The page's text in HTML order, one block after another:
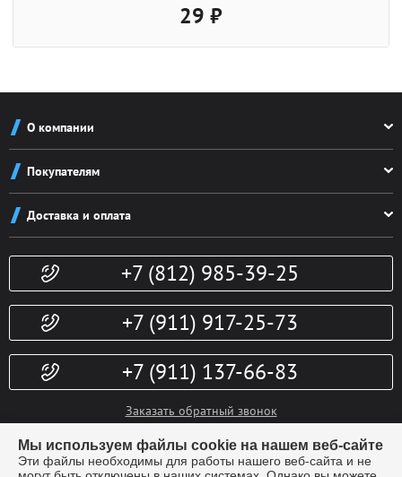
29 ₽
О компании
Реквизиты
Новости
Контакты
Покупателям
Система скидок
Конфиденциальность
Гарантии
Доп. услуги
Доставка и оплата
Политика возврата
+7 (812) 985-39-25
+7 (911) 917-25-73
+7 (911) 137-66-83
Заказать обратный звонок
info@kubki-lider.ru
Мы используем файлы cookie на нашем веб-сайте
Эти файлы необходимы для работы нашего веб-сайта и не